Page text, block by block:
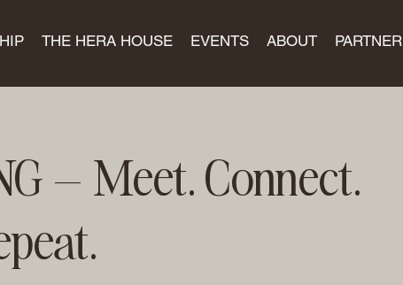
THE HERA HOUSE EVENTS ABOUT PARTNER
– Meet. Connect.